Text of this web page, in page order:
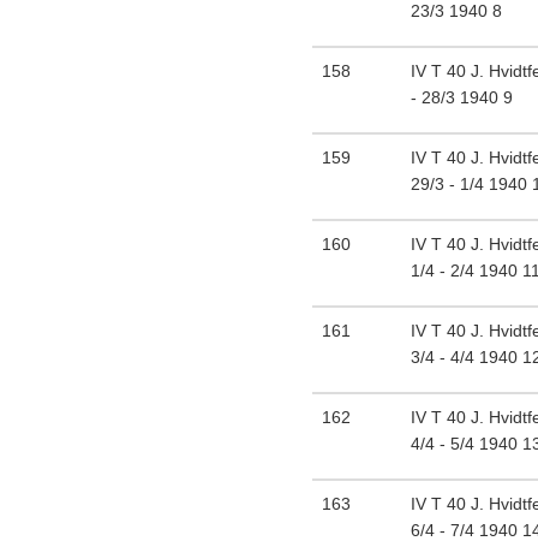
23/3 1940 8
158
IV T 40 J.
- 28/3 1940 9
159
IV T 40 J.
29/3 - 1/4 1940
160
IV T 40 J.
1/4 - 2/4 1940
161
IV T 40 J.
3/4 - 4/4 1940
162
IV T 40 J.
4/4 - 5/4 1940
163
IV T 40 J.
6/4 - 7/4 1940